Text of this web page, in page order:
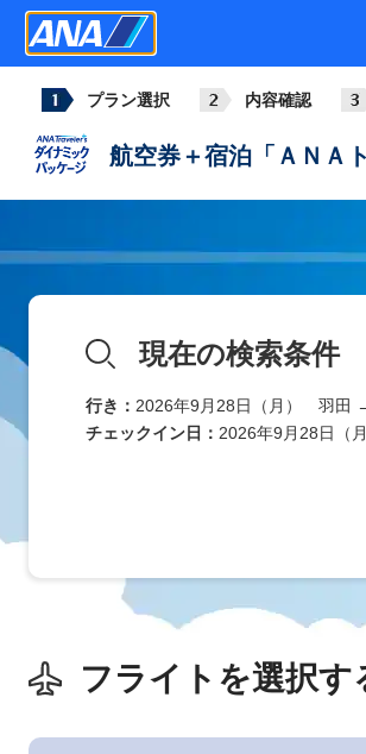
プラン選択 内容確認
航空券＋宿泊「ＡＮＡ
現在の検索条件
行き： 2026年9月28日（月） 羽田
チェックイン日： 2026年9月28日（月
フライトを選択す